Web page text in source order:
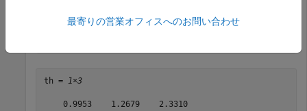
th = 1×3
    0.9953    1.2679    2.3310
最寄りの営業オフィスへのお問い合わせ